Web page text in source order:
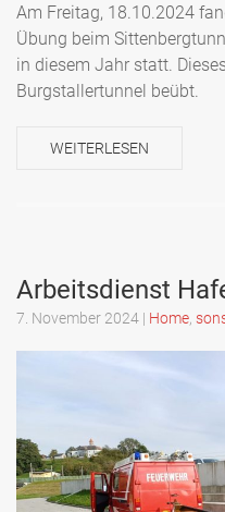
Am Freitag, 18.10.2024
Übung beim
in diesem Jahr statt.
Burgstallertunnel beübt.
WEITERLESEN
Arbeitsdienst
7. November 2024 | Home